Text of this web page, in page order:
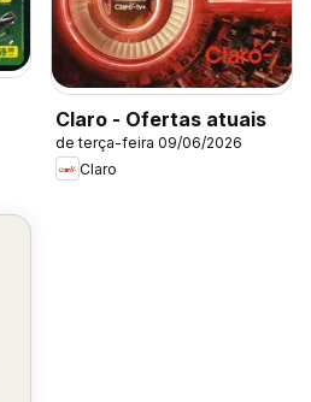
Claro - Ofertas atuais
de terça-feira 09/06/2026
Claro